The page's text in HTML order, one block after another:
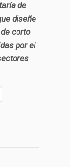
de
diseñe
corto
por el